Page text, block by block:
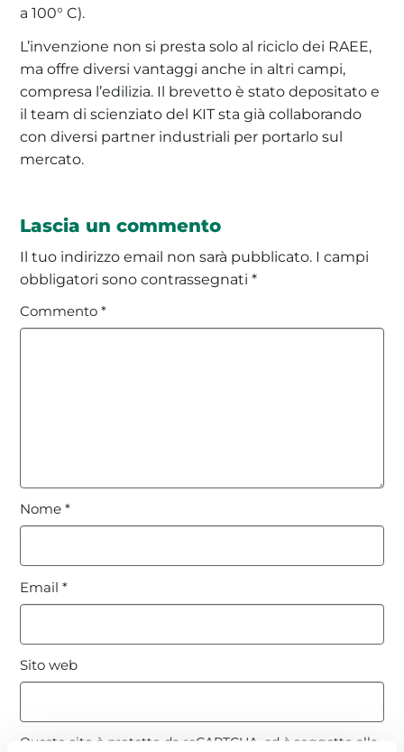
a 100° C).
L’invenzione non si presta solo al riciclo dei RAEE,
ma offre diversi vantaggi anche in altri campi,
compresa l’edilizia. Il brevetto è stato depositato e
il team di scienziato del KIT sta già collaborando
con diversi partner industriali per portarlo sul
mercato.
Lascia un commento
Il tuo indirizzo email non sarà pubblicato. I campi
obbligatori sono contrassegnati*
Commento*
Nome*
Email*
Sito web
Questo sito è protetto da reCAPTCHA, ed è soggetto alla